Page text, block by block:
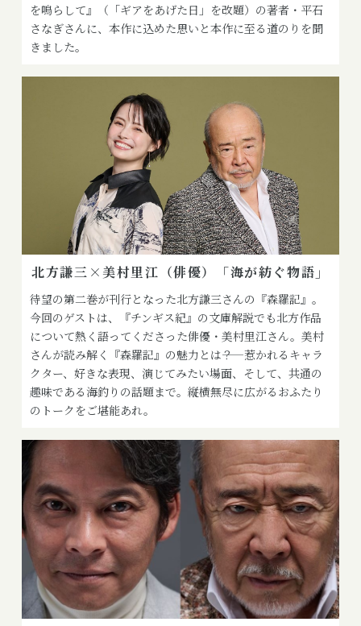
を鳴らして』（「ギアをあげた日」を改題）の著者・平石
さなぎさんに、本作に込めた思いと本作に至る道のりを聞
きました。
北方謙三×美村里江（俳優）「海が紡ぐ物語」
待望の第二巻が刊行となった北方謙三さんの『森羅記』。
今回のゲストは、『チンギス紀』の文庫解説でも北方作品
について熱く語ってくださった俳優・美村里江さん。美村
さんが読み解く『森羅記』の魅力とは――？ 惹かれるキャラ
クター、好きな表現、演じてみたい場面、そして、共通の
趣味である海釣りの話題まで。縦横無尽に広がるおふたり
のトークをご堪能あれ。